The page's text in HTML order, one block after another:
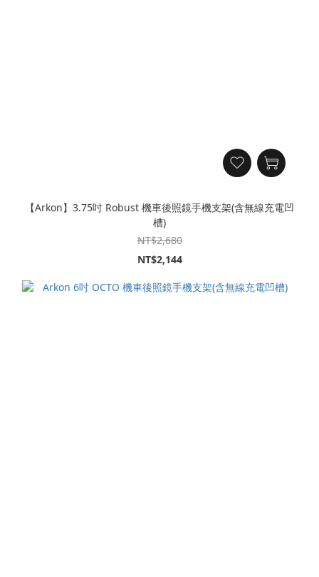
【Arkon】3.75吋 Robust 機車後照鏡手機支架(含無線充電凹
槽)
NT$2,680
NT$2,144